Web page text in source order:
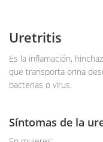
Uretritis
Es la inflamación,
que transporta orina
bacterias o virus.
Síntomas de la